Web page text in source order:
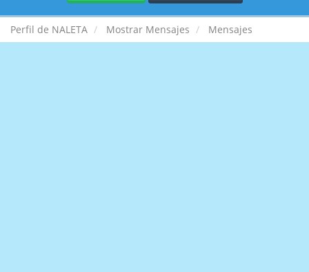
Perfil de NALETA Mostrar Mensajes Mensajes